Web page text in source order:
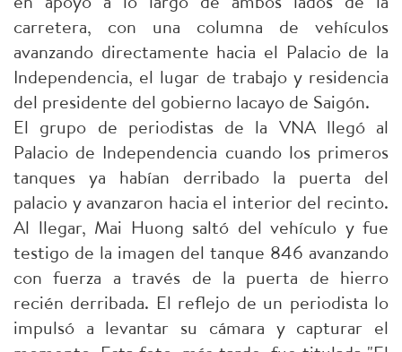
carretera, con una columna de vehículos
avanzando directamente hacia el Palacio de la
Independencia, el lugar de trabajo y residencia
del presidente del gobierno lacayo de Saigón.
El grupo de periodistas de la VNA llegó al
Palacio de Independencia cuando los primeros
tanques ya habían derribado la puerta del
palacio y avanzaron hacia el interior del recinto.
Al llegar, Mai Huong saltó del vehículo y fue
testigo de la imagen del tanque 846 avanzando
con fuerza a través de la puerta de hierro
recién derribada. El reflejo de un periodista lo
impulsó a levantar su cámara y capturar el